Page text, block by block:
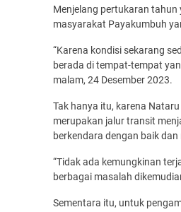
Menjelang pertukaran tahun
masyarakat Payakumbuh
“Karena kondisi sekarang
berada di tempat-tempat
malam, 24 Desember 2023.
Tak hanya itu, karena
merupakan jalur transit
berkendara dengan baik
“Tidak ada kemungkinan
berbagai masalah
Sementara itu, untuk